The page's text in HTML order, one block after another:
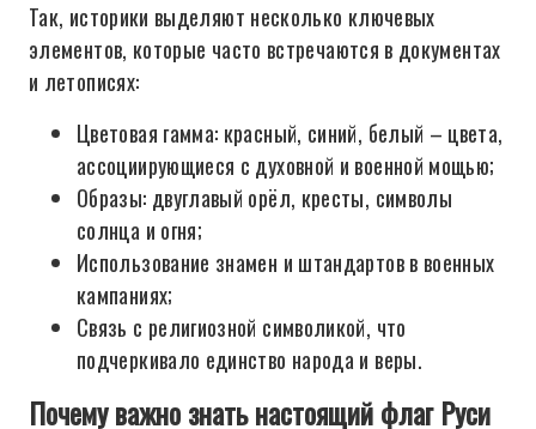
Так, историки выделяют несколько ключевых
элементов, которые часто встречаются в документах
и летописях:
Цветовая гамма: красный, синий, белый – цвета,
ассоциирующиеся с духовной и военной мощью;
Образы: двуглавый орёл, кресты, символы
солнца и огня;
Использование знамен и штандартов в военных
кампаниях;
Связь с религиозной символикой, что
подчеркивало единство народа и веры.
Почему важно знать настоящий флаг Руси